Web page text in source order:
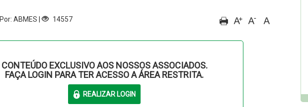
Por: ABMES | 14557
CONTEÚDO EXCLUSIVO AOS NOSSOS ASSOCIADOS.
FAÇA LOGIN PARA TER ACESSO A ÁREA RESTRITA.